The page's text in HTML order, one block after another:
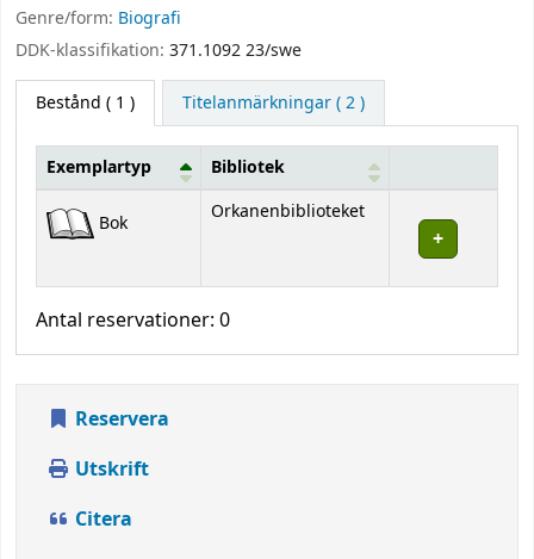
Genre/form: Biografi
DDK-klassifikation: 371.1092 23/swe
Bestånd ( 1 ) Titelanmärkningar ( 2 )
Bestånd
Exemplartyp Bibliotek
Bok Orkanenbiblioteket
Antal reservationer: 0
Reservera
Utskrift
Citera